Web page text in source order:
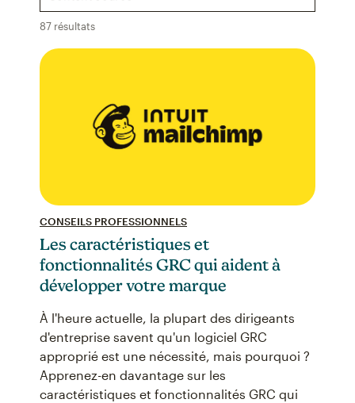
87 résultats
CONSEILS PROFESSIONNELS
Les caractéristiques et
fonctionnalités GRC qui aident à
développer votre marque
À l'heure actuelle, la plupart des dirigeants
d'entreprise savent qu'un logiciel GRC
approprié est une nécessité, mais pourquoi ?
Apprenez-en davantage sur les
caractéristiques et fonctionnalités GRC qui